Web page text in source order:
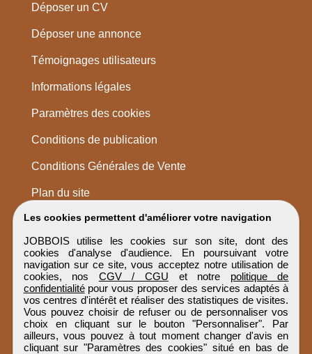
Les cookies permettent d'améliorer votre navigation
JOBBOIS utilise les cookies sur son site, dont des
cookies d'analyse d'audience. En poursuivant votre
navigation sur ce site, vous acceptez notre utilisation de
cookies, nos CGV / CGU et notre politique de
confidentialitépour vous proposer des services adaptés à
vos centres d'intérêt et réaliser des statistiques de visites.
Vous pouvez choisir de refuser ou de personnaliser vos
choix en cliquant sur le bouton "Personnaliser". Par
ailleurs, vous pouvez à tout moment changer d'avis en
cliquant sur "Paramètres des cookies" situé en bas de
Déposer un CV
Déposer une annonce
Témoignages utilisateurs
Informations légales
Paramètres des cookies
Conditions de publication
Conditions Générales de Vente
Plan du site